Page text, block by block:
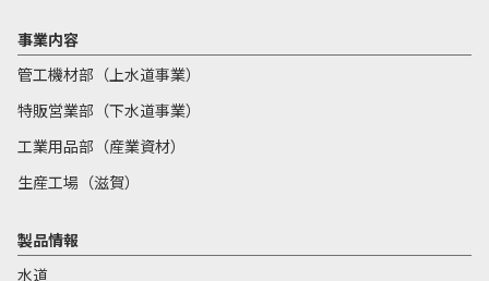
事業内容
管工機材部（上水道事業）
特販営業部（下水道事業）
工業用品部（産業資材）
生産工場（滋賀）
製品情報
水道